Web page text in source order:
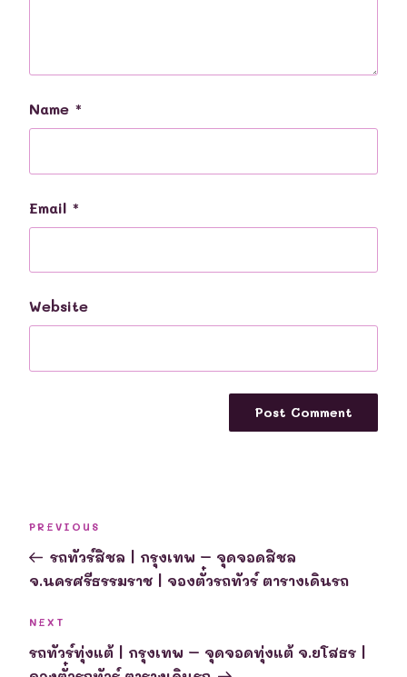
Name *
Email *
Website
Previous
Post
PREVIOUS
รถทัวร์สิชล | กรุงเทพ – จุดจอดสิชล
จ.นครศรีธรรมราช | จองตั๋วรถทัวร์ ตารางเดินรถ
Next
Post
NEXT
รถทัวร์ทุ่งแต้ | กรุงเทพ – จุดจอดทุ่งแต้ จ.ยโสธร |